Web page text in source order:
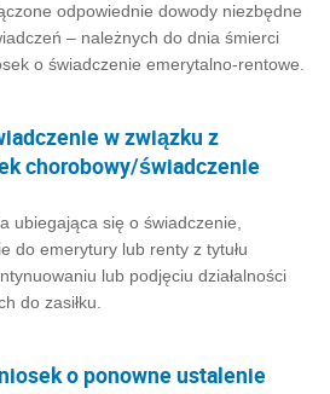
odpowiednie dowody niezbędne
– należnych do dnia śmierci
o świadczenie emerytalno-rentowe.
w związku z
chorobowy/świadczenie
ubiegająca się o świadczenie,
do emerytury lub renty z tytułu
lub podjęciu działalności
do zasiłku.
o ponowne ustalenie